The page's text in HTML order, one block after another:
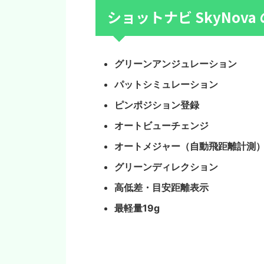
ショットナビ SkyNova
グリーンアンジュレーション
パットシミュレーション
ピンポジション登録
オートビューチェンジ
オートメジャー（自動飛距離計測）
グリーンディレクション
高低差・目安距離表示
最軽量19g